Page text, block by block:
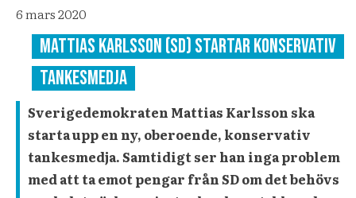
6 mars 2020
Mattias Karlsson (SD) startar konservativ
tankesmedja
Sverigedemokraten Mattias Karlsson ska
starta upp en ny, oberoende, konservativ
tankesmedja. Samtidigt ser han inga problem
med att ta emot pengar från SD om det behövs